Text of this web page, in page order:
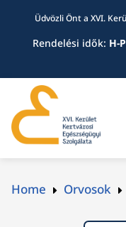
Üdvözli Önt a XVI.
Rendelési idők: H-
Home E Orvosok E